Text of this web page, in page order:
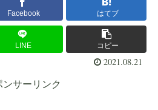
Facebook はてブ
LINE コピー
2021.08.21
ンサーリンク